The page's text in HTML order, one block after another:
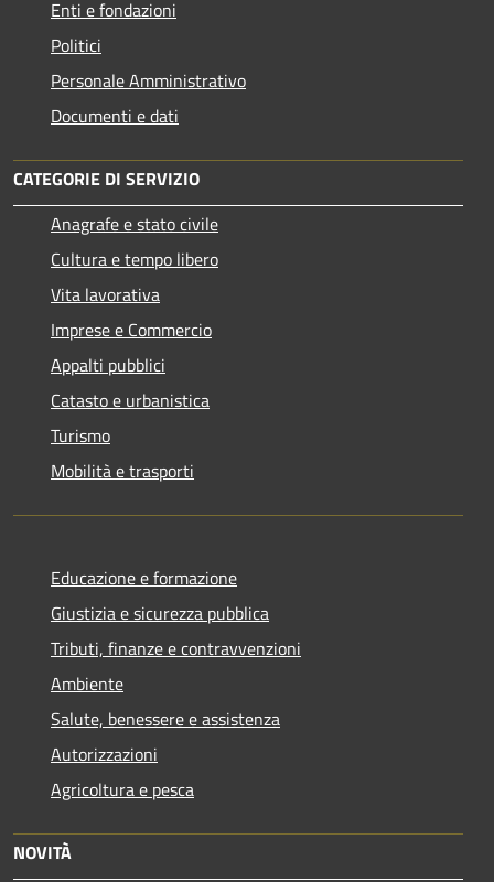
Enti e fondazioni
Politici
Personale Amministrativo
Documenti e dati
CATEGORIE DI SERVIZIO
Anagrafe e stato civile
Cultura e tempo libero
Vita lavorativa
Imprese e Commercio
Appalti pubblici
Catasto e urbanistica
Turismo
Mobilità e trasporti
Educazione e formazione
Giustizia e sicurezza pubblica
Tributi, finanze e contravvenzioni
Ambiente
Salute, benessere e assistenza
Autorizzazioni
Agricoltura e pesca
NOVITÀ